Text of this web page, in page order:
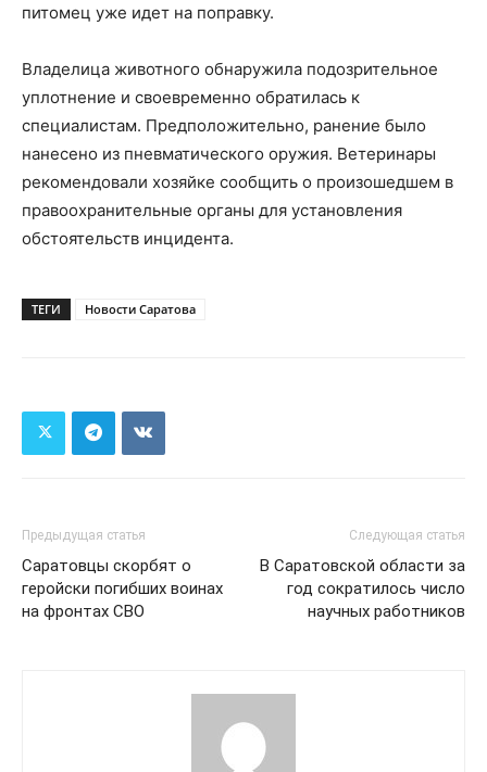
питомец уже идет на поправку.
Владелица животного обнаружила подозрительное
уплотнение и своевременно обратилась к
специалистам. Предположительно, ранение было
нанесено из пневматического оружия. Ветеринары
рекомендовали хозяйке сообщить о произошедшем в
правоохранительные органы для установления
обстоятельств инцидента.
ТЕГИ Новости Саратова
Предыдущая статья
Саратовцы скорбят о
геройски погибших воинах
на фронтах СВО
Следующая статья
В Саратовской области за
год сократилось число
научных работников